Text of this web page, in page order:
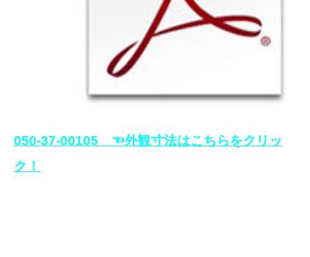
050-37-00105 ☜外観寸法はこちらをクリッ
ク！